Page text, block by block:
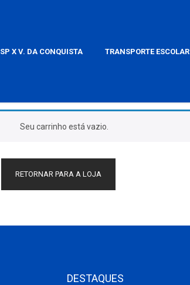
SP X V. DA CONQUISTA TRANSPORTE ESCOLAR
Seu carrinho está vazio.
RETORNAR PARA A LOJA
DESTAQUES